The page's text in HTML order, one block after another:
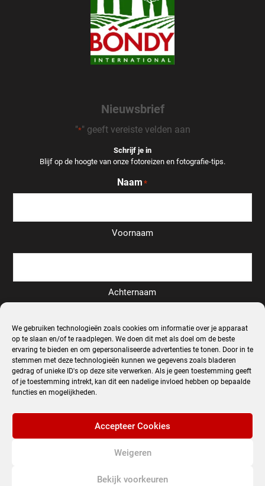
We gebruiken technologieën zoals cookies om informatie over je apparaat
op te slaan en/of te raadplegen. We doen dit met als doel om de beste
ervaring te bieden en om gepersonaliseerde advertenties te tonen. Door in te
stemmen met deze technologieën kunnen we gegevens zoals bladeren
gedrag of unieke ID's op deze site verwerken. Als je geen toestemming geeft
of je toestemming intrekt, kan dit een nadelige invloed hebben op bepaalde
functies en mogelijkheden.
Accepteer Cookies
Weigeren
Bekijk voorkeuren
Nieuwsbrief
"*" geeft vereiste velden aan
Schrijf je in
Blijf op de hoogte van onze fotoreizen en fotografie-tips.
Naam *
Voornaam
Achternaam
Email*
Inschrijven
Alternative:
© 2022 Fotografie-reizen. All Rights Reserved.